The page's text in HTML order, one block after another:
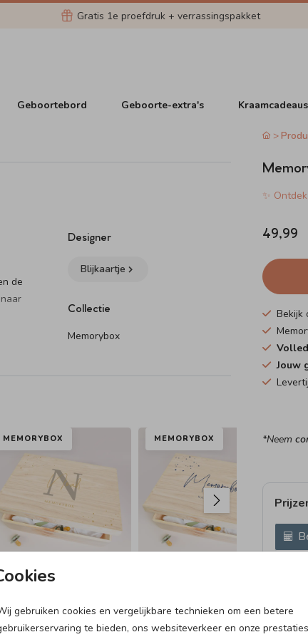
Gratis 1e proefdruk + verrassingspakket
Geboortebord Geboorte-extra's Kraamcadeaus
gebruiken cookies en vergelijkbare technieken om een betere
te bieden, ons websiteverkeer en onze
de
Designer
Blijkaartje
Collectie
Memorybox
MEMORYBOX MEMORYBOX
RAAMBORD
✨
49,99
Bekijk
Jouw
*Neem